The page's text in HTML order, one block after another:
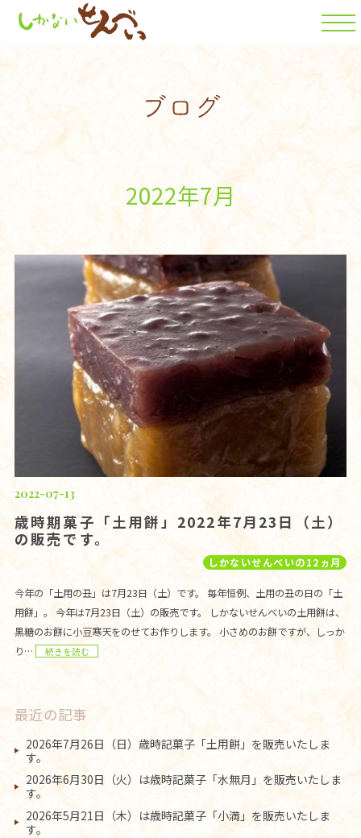
2022年7月
2022-07-13
歳時期菓子「土用餅」2022年7月23日（土）
の販売です。
しかないせんべいの12ヵ月
今年の「土用の丑」は7月23日（土）です。 毎年恒例、土用の丑の日の「土
用餅」。 今年は7月23日（土）の販売です。 しかないせんべいの土用餅は、
黒糖のお餅に小豆寒天をのせてお作りします。 小さめのお餅ですが、しっか
り…
続きを読む
最近の記事
2026年7月26日（日）歳時記菓子「土用餅」を販売いたしま
す。
2026年6月30日（火）は歳時記菓子「水無月」を販売いたしま
す。
2026年5月21日（木）は歳時記菓子「小満」を販売いたしま
す。